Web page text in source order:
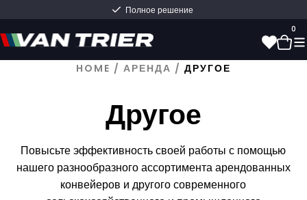
Полное решение
0
HOME / АРЕНДА / ДРУГОЕ
Другое
Повысьте эффективность своей работы с помощью
нашего разнообразного ассортимента арендованных
конвейеров и другого современного